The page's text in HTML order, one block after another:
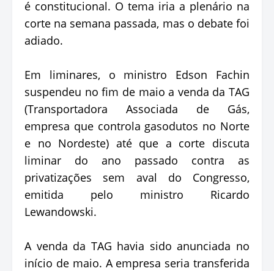
é constitucional. O tema iria a plenário na
corte na semana passada, mas o debate foi
adiado.
Em liminares, o ministro Edson Fachin
suspendeu no fim de maio a venda da TAG
(Transportadora Associada de Gás,
empresa que controla gasodutos no Norte
e no Nordeste) até que a corte discuta
liminar do ano passado contra as
privatizações sem aval do Congresso,
emitida pelo ministro Ricardo
Lewandowski.
A venda da TAG havia sido anunciada no
início de maio. A empresa seria transferida